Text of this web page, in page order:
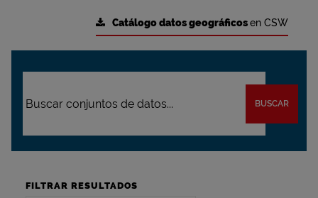
Catálogo datos geográficosen CSW
BUSCAR
FILTRAR RESULTADOS